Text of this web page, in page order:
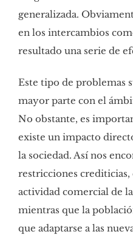
generalizada.
en los intercambios
resultado una serie de
Este tipo de problemas
mayor parte con el
No obstante, es
existe un impacto
la sociedad. Así nos
restricciones
actividad comercial de
mientras que la
que adaptarse a las